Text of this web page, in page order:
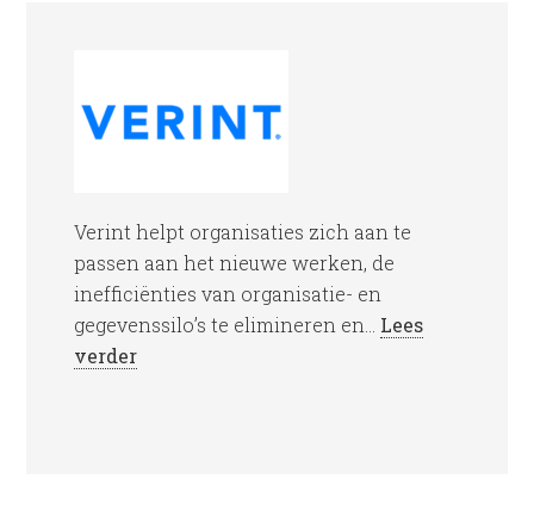
Verint helpt organisaties zich aan te
passen aan het nieuwe werken, de
inefficiënties van organisatie- en
gegevenssilo’s te elimineren en... Lees
verder